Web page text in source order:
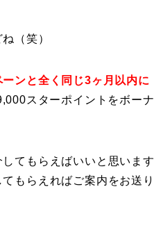
（笑）
ンと全く同じ3ヶ月以内に
スターポイントをボーナ
てもらえばいいと思います
もらえればご案内をお送り